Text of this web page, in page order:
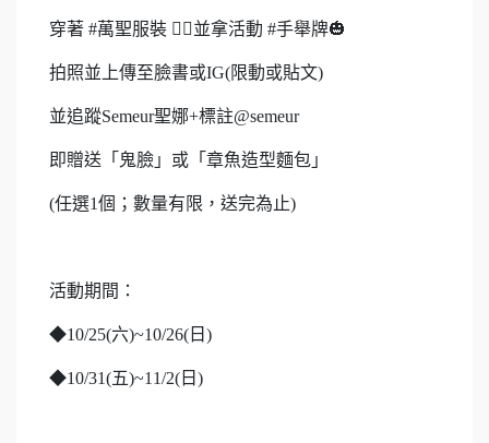
穿著 #萬聖服裝 🧛‍♂️並拿活動 #手舉牌🎃
拍照並上傳至臉書或IG(限動或貼文)
並追蹤Semeur聖娜+標註@semeur
即贈送「鬼臉」或「章魚造型麵包」
(任選1個；數量有限，送完為止)
活動期間：
◆10/25(六)~10/26(日)
◆10/31(五)~11/2(日)